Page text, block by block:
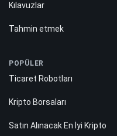
Kılavuzlar
Tahmin etmek
POPÜLER
Ticaret Robotları
Kripto Borsaları
Satın Alınacak En İyi Kripto